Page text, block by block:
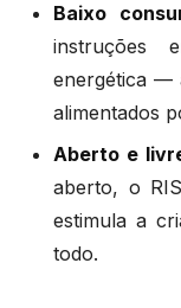
Baixo
instruções
energética —
alimentados
Aberto e
aberto, o
estimula a
todo.